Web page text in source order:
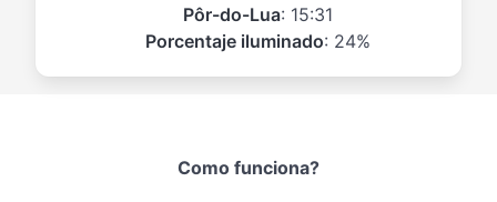
Pôr-do-Lua: 15:31
Porcentaje iluminado: 24%
Como funciona?